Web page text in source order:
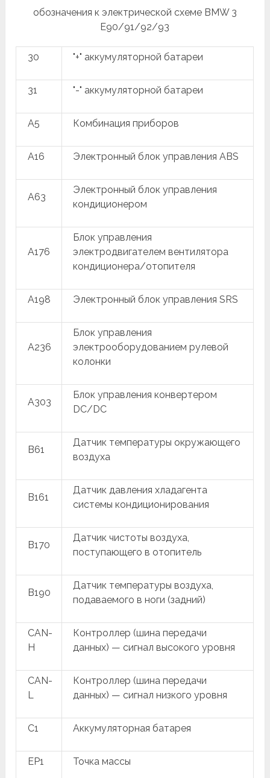
обозначения к электрической схеме BMW 3
E90/91/92/93
30 "+" аккумуляторной батареи
31 "-" аккумуляторной батареи
A5 Комбинация приборов
A16 Электронный блок управления ABS
A63
Электронный блок управления
кондиционером
A176
Блок управления
электродвигателем вентилятора
кондиционера/отопителя
A198 Электронный блок управления SRS
A236
Блок управления
электрооборудованием рулевой
колонки
A303
Блок управления конвертером
DC/DC
B61
Датчик температуры окружающего
воздуха
B161
Датчик давления хладагента
системы кондиционирования
B170
Датчик чистоты воздуха,
поступающего в отопитель
B190
Датчик температуры воздуха,
подаваемого в ноги (задний)
CAN-
H
Контроллер (шина передачи
данных) — сигнал высокого уровня
CAN-
L
Контроллер (шина передачи
данных) — сигнал низкого уровня
C1 Аккумуляторная батарея
EP1 Точка массы